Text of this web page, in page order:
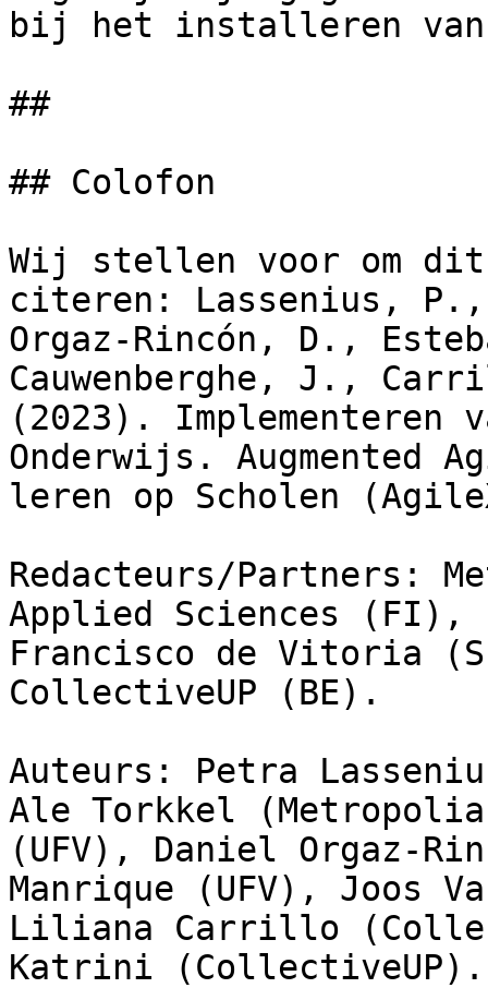
bij het installeren van
##
## Colofon
Wij stellen voor om
citeren: Lassenius,
Orgaz-Rincón, D.,
Cauwenberghe, J.,
(2023). Implementeren
Onderwijs. Augmented
leren op Scholen
Redacteurs/Partners:
Applied Sciences (FI),
Francisco de Vitoria
CollectiveUP (BE).
Auteurs: Petra
Ale Torkkel
(UFV), Daniel Orgaz-
Manrique (UFV), Joos
Liliana Carrillo
Katrini (CollectiveUP).